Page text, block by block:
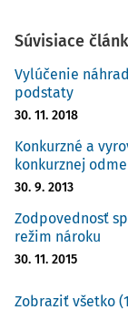
Súvisiace
Vylúčenie
podstaty
30. 11. 2018
Konkurzné a
konkurznej
30. 9. 2013
Zodpovednosť
režim nároku
30. 11. 2015
Zobraziť všetko